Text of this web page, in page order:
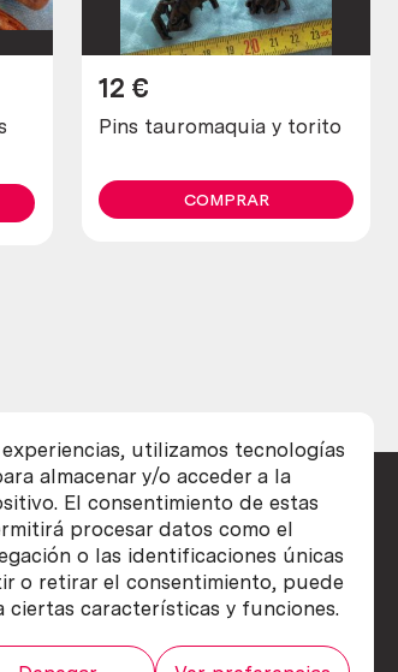
utilizamos tecnologías
almacenar y/o acceder a la
El consentimiento de estas
procesar datos como el
o las identificaciones únicas
o retirar el consentimiento, puede
ciertas características y funciones.
Pins tauromaquia y torito
12 €
COMPRAR